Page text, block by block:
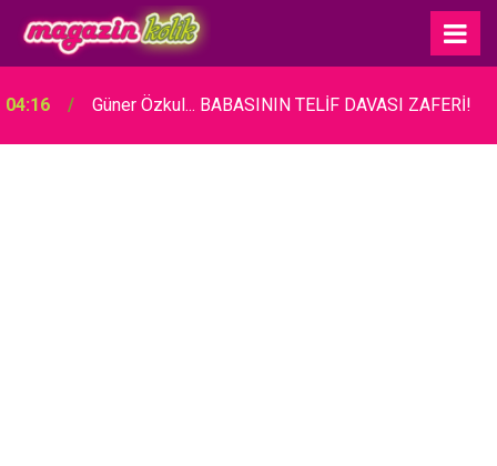
04:16 Güner Özkul... BABASININ TELİF DAVASI ZAFERİ!